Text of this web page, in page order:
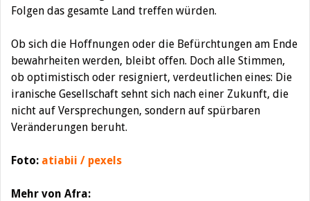
Folgen das gesamte Land treffen würden.
Ob sich die Hoffnungen oder die Befürchtungen am Ende
bewahrheiten werden, bleibt offen. Doch alle Stimmen,
ob optimistisch oder resigniert, verdeutlichen eines: Die
iranische Gesellschaft sehnt sich nach einer Zukunft, die
nicht auf Versprechungen, sondern auf spürbaren
Veränderungen beruht.
Foto: atiabii / pexels
Mehr von Afra: